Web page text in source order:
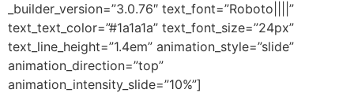
_builder_version=”3.0.76″ text_font=”Roboto||||”
text_text_color=”#1a1a1a” text_font_size=”24px”
text_line_height=”1.4em” animation_style=”slide”
animation_direction=”top”
animation_intensity_slide=”10%”]